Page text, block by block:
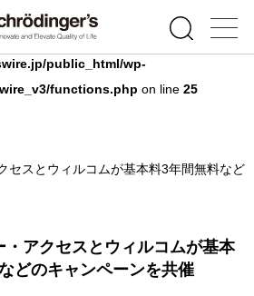
0 in
public_html/wp-
functions.php on line 25
・アクセスとウィルコムが基本
どのキャンペーンを共催